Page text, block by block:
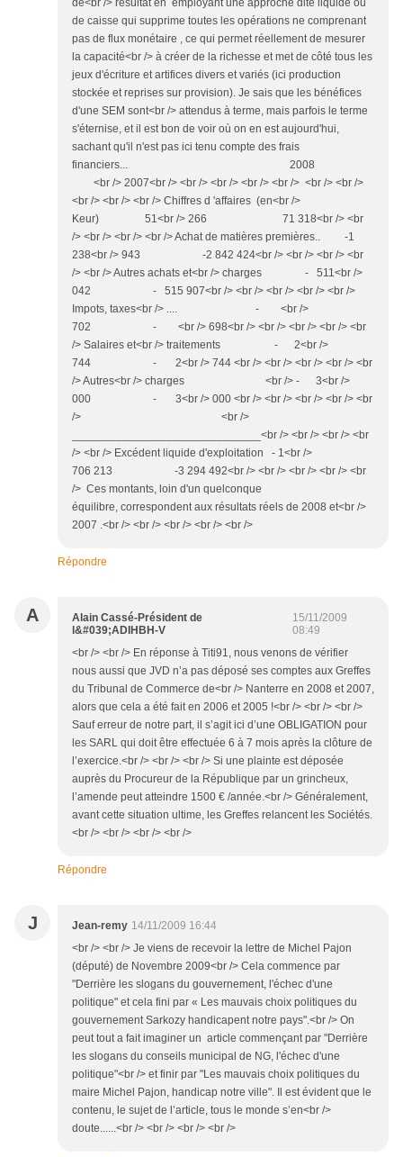
de<br /> résultat en employant une approche dite liquide ou
de caisse qui supprime toutes les opérations ne comprenant
pas de flux monétaire , ce qui permet réellement de mesurer
la capacité<br /> à créer de la richesse et met de côté tous les
jeux d'écriture et artifices divers et variés (ici production
stockée et reprises sur provision). Je sais que les bénéfices
d'une SEM sont<br /> attendus à terme, mais parfois le terme
s'éternise, et il est bon de voir où on en est aujourd'hui,
sachant qu'il n'est pas ici tenu compte des frais
financiers... 2008
<br /> 2007<br /> <br /> <br /> <br /> <br /> <br /> <br />
<br /> <br /> <br /> Chiffres d 'affaires (en<br />
Keur) 51<br /> 266 71 318<br /> <br
/> <br /> <br /> <br /> Achat de matières premières.. -1
238<br /> 943 -2 842 424<br /> <br /> <br /> <br
/> <br /> Autres achats et<br /> charges - 511<br />
042 - 515 907<br /> <br /> <br /> <br /> <br />
Impots, taxes<br /> .... - <br />
702 - <br /> 698<br /> <br /> <br /> <br /> <br
/> Salaires et<br /> traitements - 2<br />
744 - 2<br /> 744 <br /> <br /> <br /> <br /> <br
/> Autres<br /> charges <br /> - 3<br />
000 - 3<br /> 000 <br /> <br /> <br /> <br /> <br
/> <br />
______________________________<br /> <br /> <br /> <br
/> <br /> Excédent liquide d'exploitation - 1<br />
706 213 -3 294 492<br /> <br /> <br /> <br /> <br
/> Ces montants, loin d'un quelconque
équilibre, correspondent aux résultats réels de 2008 et<br />
2007 .<br /> <br /> <br /> <br /> <br />
Répondre
A
Alain Cassé-Président de
l&#039;ADIHBH-V
15/11/2009
08:49
<br /> <br /> En réponse à Titi91, nous venons de vérifier
nous aussi que JVD n’a pas déposé ses comptes aux Greffes
du Tribunal de Commerce de<br /> Nanterre en 2008 et 2007,
alors que cela a été fait en 2006 et 2005 !<br /> <br /> <br />
Sauf erreur de notre part, il s’agit ici d’une OBLIGATION pour
les SARL qui doit être effectuée 6 à 7 mois après la clôture de
l’exercice.<br /> <br /> <br /> Si une plainte est déposée
auprès du Procureur de la République par un grincheux,
l’amende peut atteindre 1500 € /année.<br /> Généralement,
avant cette situation ultime, les Greffes relancent les Sociétés.
<br /> <br /> <br /> <br />
Répondre
J Jean-remy 14/11/2009 16:44
<br /> <br /> Je viens de recevoir la lettre de Michel Pajon
(député) de Novembre 2009<br /> Cela commence par
"Derrière les slogans du gouvernement, l'échec d'une
politique" et cela fini par « Les mauvais choix politiques du
gouvernement Sarkozy handicapent notre pays".<br /> On
peut tout a fait imaginer un article commençant par "Derrière
les slogans du conseils municipal de NG, l'échec d'une
politique"<br /> et finir par "Les mauvais choix politiques du
maire Michel Pajon, handicap notre ville". Il est évident que le
contenu, le sujet de l’article, tous le monde s’en<br />
doute......<br /> <br /> <br /> <br />